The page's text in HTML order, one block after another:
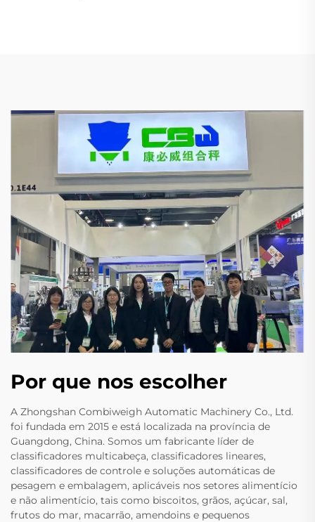
Por que nos escolher
A Zhongshan Combiweigh Automatic Machinery Co., Ltd.
foi fundada em 2015 e está localizada na província de
Guangdong, China. Somos um fabricante líder de
classificadores multicabeça, classificadores lineares,
classificadores de controle e soluções automáticas de
pesagem e embalagem, aplicáveis nos setores alimentício
e não alimentício, tais como biscoitos, grãos, açúcar, sal,
frutos do mar, macarrão, amendoins e pequenos